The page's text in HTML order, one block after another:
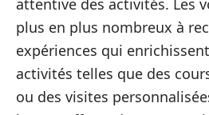
attentive des activités. Les
plus en plus nombreux à
expériences qui
activités telles que des
ou des visites